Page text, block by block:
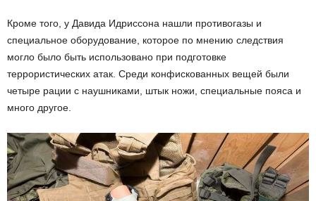
Кроме того, у Давида Идриссона нашли противогазы и
специальное оборудование, которое по мнению следствия
могло было быть использовано при подготовке
террористических атак. Среди конфискованных вещей были
четыре рации с наушниками, штык ножи, специальные пояса и
много другое.